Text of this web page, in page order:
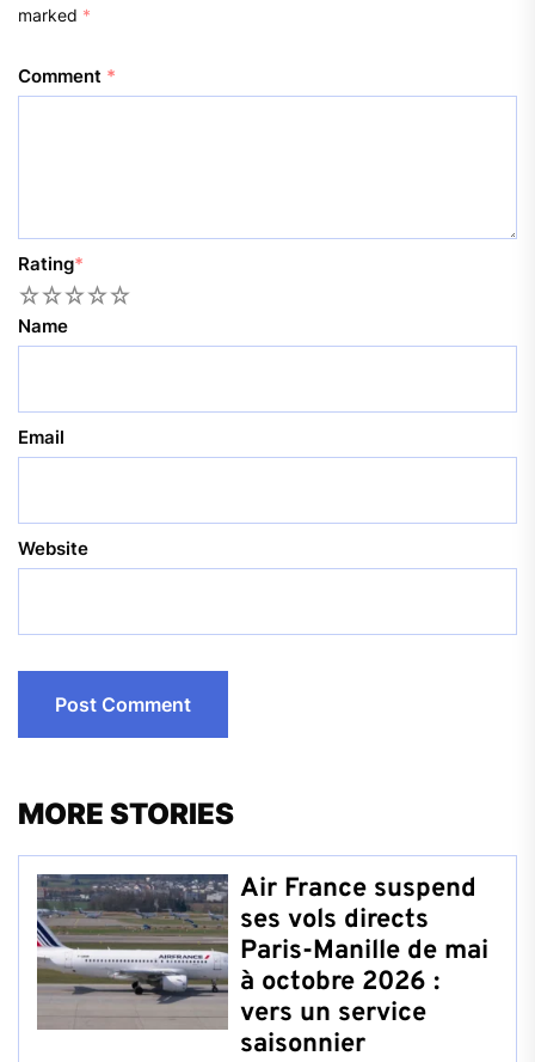
marked *
Comment *
Rating*
5
4
3
2
Name
Email
Website
MORE STORIES
Air France suspend
ses vols directs
Paris-Manille de mai
à octobre 2026 :
vers un service
saisonnier